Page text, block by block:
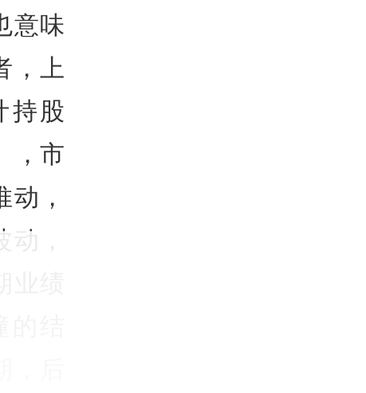
意味
，上
持股
，市
，
，
绩
结